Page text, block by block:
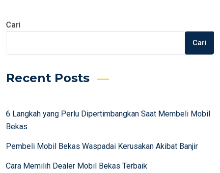
Cari
Cari
Recent Posts
6 Langkah yang Perlu Dipertimbangkan Saat Membeli Mobil
Bekas
Pembeli Mobil Bekas Waspadai Kerusakan Akibat Banjir
Cara Memilih Dealer Mobil Bekas Terbaik